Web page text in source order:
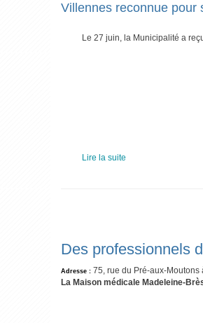
Villennes reconnue pour
Le 27 juin, la Municipalité a
Lire la suite
Des professionnels
Adresse : 75, rue du Pré-aux-
La Maison médicale Madeleine-